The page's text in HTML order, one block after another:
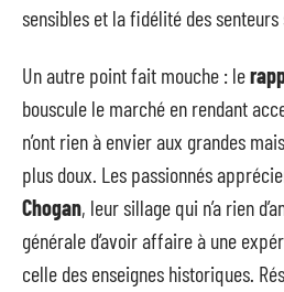
sensibles et la fidélité des senteurs
Un autre point fait mouche : le
bouscule le marché en rendant
n’ont rien à envier aux grandes
plus doux. Les passionnés
Chogan, leur sillage qui n’a rien
générale d’avoir affaire à une
celle des enseignes historiques.